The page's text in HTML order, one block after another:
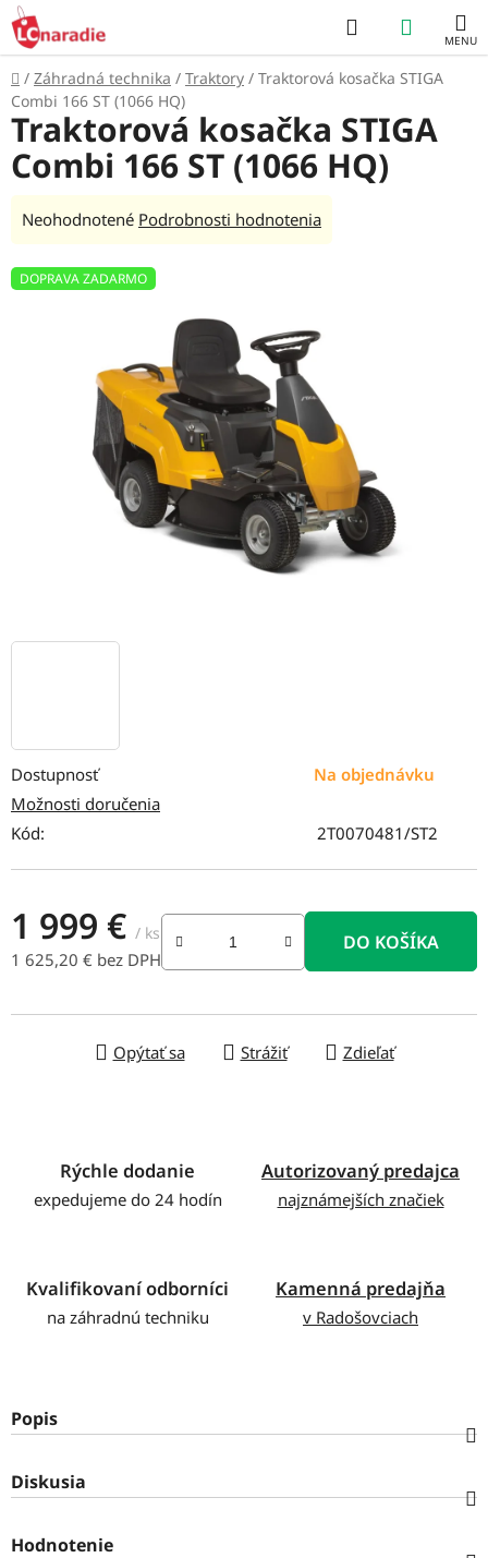
Prejsť
na
obsah
Hľadať
KOŠÍK
Domov
/ Záhradná technika / Traktory / Traktorová kosačka STIGA
Combi 166 ST (1066 HQ)
Dostupnosť
Na objednávku
Možnosti doručenia
Kód:
2T0070481/ST2
1 999 € / ks
1 625,20 € bez DPH
DO KOŠÍKA
Opýtať sa Strážiť Zdieľať
Traktorová kosačka STIGA
Combi 166 ST (1066 HQ)
Priemerné
produktu
hviezdičiek.
Neohodnotené Podrobnosti hodnotenia
DOPRAVA ZADARMO
Rýchle dodanie
expedujeme do 24 hodín
Autorizovaný predajca
najznámejších značiek
Kvalifikovaní odborníci
na záhradnú techniku
Kamenná predajňa
v Radošovciach
Popis
Diskusia
Hodnotenie